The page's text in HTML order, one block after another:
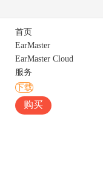
首页
EarMaster
EarMaster Cloud
服务
下载
购买